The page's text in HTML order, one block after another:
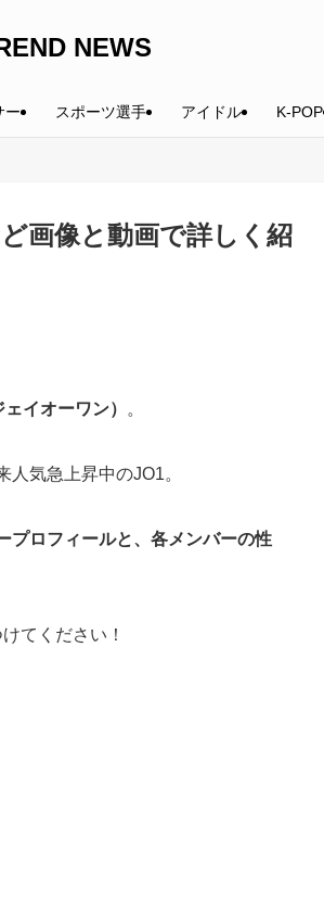
NEWS
ー スポーツ選手 アイドル K-POP
画像と動画で詳しく紹
イオーワン） 。
気急上昇中のJO1。
プロフィールと、各メンバーの性
てください！